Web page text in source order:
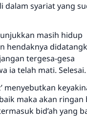
dalam syariat yang
masih hidup
hendaknya
tergesa-gesa
ia telah mati. Selesai.
menyebutkan
maka akan ringan
bid’ah yang